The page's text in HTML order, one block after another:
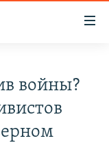
войны?